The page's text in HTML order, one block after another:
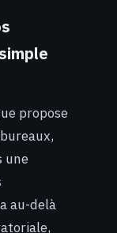
propose
une
au-delà